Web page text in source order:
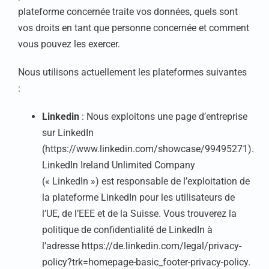
plateforme concernée traite vos données, quels sont
vos droits en tant que personne concernée et comment
vous pouvez les exercer.
Nous utilisons actuellement les plateformes suivantes
:
Linkedin: Nous exploitons une page d’entreprise
sur LinkedIn
(https://www.linkedin.com/showcase/99495271).
LinkedIn Ireland Unlimited Company
(« LinkedIn ») est responsable de l’exploitation de
la plateforme LinkedIn pour les utilisateurs de
l’UE, de l’EEE et de la Suisse. Vous trouverez la
politique de confidentialité de LinkedIn à
l’adresse https://de.linkedin.com/legal/privacy-
policy?trk=homepage-basic_footer-privacy-policy.